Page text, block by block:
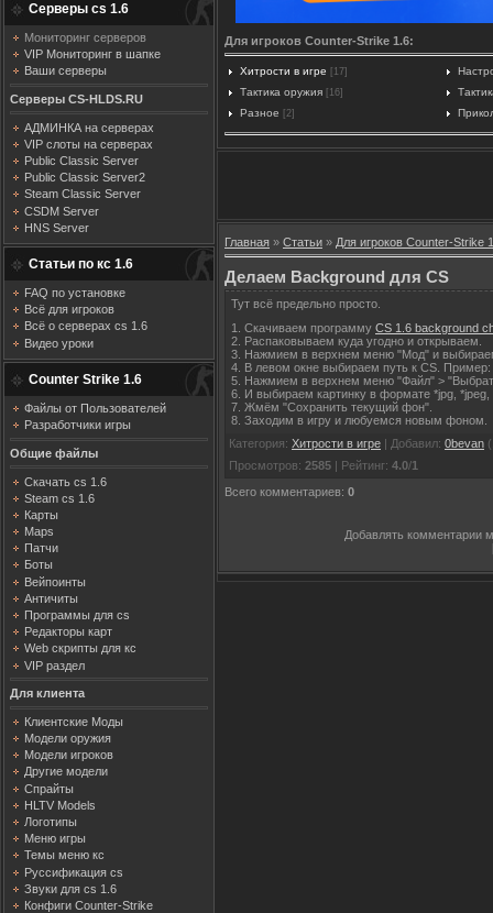
Серверы cs 1.6
Мониторинг серверов
VIP Мониторинг в шапке
Ваши серверы
Серверы CS-HLDS.RU
АДМИНКА на серверах
VIP слоты на серверах
Public Classic Server
Public Classic Server2
Steam Classic Server
CSDM Server
HNS Server
Статьи по кс 1.6
FAQ по установке
Всё для игроков
Всё о серверах cs 1.6
Видео уроки
Counter Strike 1.6
Файлы от Пользователей
Разработчики игры
Общие файлы
Скачать cs 1.6
Steam cs 1.6
Карты
Maps
Патчи
Боты
Вейпоинты
Античиты
Программы для cs
Редакторы карт
Web скрипты для кс
VIP раздел
Для клиента
Клиентские Моды
Модели оружия
Модели игроков
Другие модели
Спрайты
HLTV Models
Логотипы
Меню игры
Темы меню кс
Руссификация cs
Звуки для cs 1.6
Конфиги Counter-Strike
Для игроков Counter-Strike 1.6:
Хитрости в игре [17]
Тактика оружия
[16]
Разное
[2]
Главная » Статьи » Для игроков Counter-Strike
Делаем Background для CS
Тут всё предельно просто.
1. Скачиваем программу CS 1.6 background
2. Распаковываем куда угодно и открываем.
3. Нажмием в верхнем меню "Мод" и
4. В левом окне выбираем путь к CS.
5. Нажмием в верхнем меню "Файл" >
6. И выбираем картинку в формате *jpg, *jpeg,
7. Жмём "Сохранить текущий фон".
8. Заходим в игру и любуемся новым фоном.
Категория: Хитрости в игре | Добавил: 0bevan
Просмотров: 2585 | Рейтинг: 4.0/1
Всего комментариев: 0
Добавлять комментарии